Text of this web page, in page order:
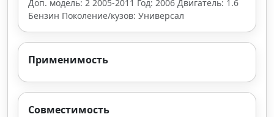
Доп. модель: 2 2005-2011 Год: 2006 Двигатель: 1.6
Бензин Поколение/кузов: Универсал
Применимость
Совместимость